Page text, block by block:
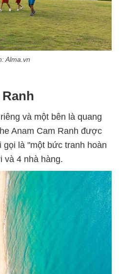
Alma.vn
và một bên là quang
Anam Cam Ranh được
gọi là "một bức tranh hoàn
và 4 nhà hàng.